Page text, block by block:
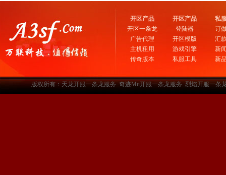
开区产品
开区一条龙
广告代理
主机租用
传奇版本
开区产品
登陆器
开区模版
游戏引擎
私服工具
私
订
汇
新
新
版权所有：天龙开服一条龙服务_奇迹Mu开服一条龙服务_烈焰开服一条